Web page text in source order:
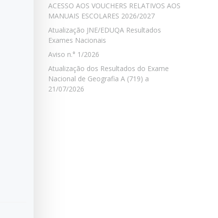
ACESSO AOS VOUCHERS RELATIVOS AOS
MANUAIS ESCOLARES 2026/2027
Atualização JNE/EDUQA Resultados
Exames Nacionais
Aviso n.° 1/2026
Atualização dos Resultados do Exame
Nacional de Geografia A (719) a
21/07/2026